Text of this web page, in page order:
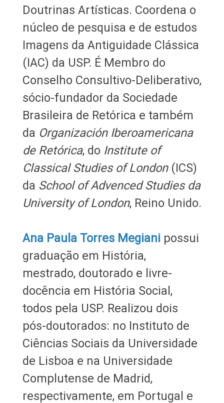
Doutrinas Artísticas. Coordena o
núcleo de pesquisa e de estudos
Imagens da Antiguidade Clássica
(IAC) da USP. É Membro do
Conselho Consultivo-Deliberativo,
sócio-fundador da Sociedade
Brasileira de Retórica e também
da Organización Iberoamericana
de Retórica, do Institute of
Classical Studies of London (ICS)
da School of Advenced Studies da
University of London, Reino Unido.
Ana Paula Torres Megiani possui
graduação em História,
mestrado, doutorado e livre-
docência em História Social,
todos pela USP. Realizou dois
pós-doutorados: no Instituto de
Ciências Sociais da Universidade
de Lisboa e na Universidade
Complutense de Madrid,
respectivamente, em Portugal e